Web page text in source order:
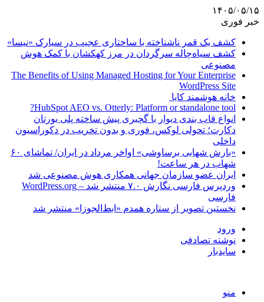
۱۴۰۵/۰۵/۱۵
خبر فوری
کشف یک قمر ناشناخته با ساختاری عجیب در سیارک «نیسا»
کشف سیاه‌چاله سرگردان در مرز کهکشان با کمک هوش
مصنوعی
The Benefits of Using Managed Hosting for Your Enterprise
WordPress Site
خانه هوشمند کایا
HubSpot AEO vs. Otterly: Platform or standalone tool?
انواع قاب بندی دیوار با گچبری پیش ساخته پلی یورتان
دکارت؛ تحولی لوکس، فوری و بدون تخریب در دکوراسیون
داخلی
«بارش شهابی برساوشی» اواخر مرداد در ایران/ تماشای ۶۰
شهاب در هر ساعت!
ایران عضو سازمان جهانی همکاری هوش مصنوعی شد
وردپرس فارسی نگارش ۷.۰ منتشر شد – WordPress.org
فارسی
نخستین تصویر از ستاره همدم «ابط‌الجوزا» منتشر شد
ورود
نوشته تصادفی
سایدبار
منو